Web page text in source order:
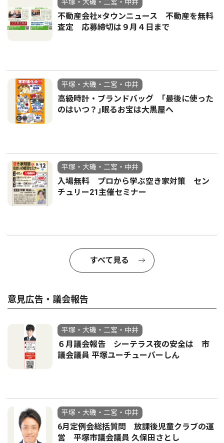
平塚・大磯・二宮・中井
不動産会社×タウンニュース 不動産を無料
査定 応募締切は９月４日まで
平塚・大磯・二宮・中井
高級時計・ブランドバッグ ｢最後に使った
のはいつ？｣眠るお宝は大黒屋へ
平塚・大磯・二宮・中井
入場無料 プロから学ぶ空き家対策 セン
チュリー21主催セミナー
すべて見る
意見広告・議会報告
平塚・大磯・二宮・中井
６月議会報告 シーテラス夜の安全は 市
議会議員 平塚ユーチューバーしん
平塚・大磯・二宮・中井
6月定例会総括質問 放課後児童クラブの運
営 平塚市議会議員 久保田さとし